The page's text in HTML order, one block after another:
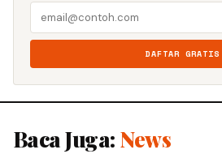
DAFTAR GRATIS
Baca Juga: News